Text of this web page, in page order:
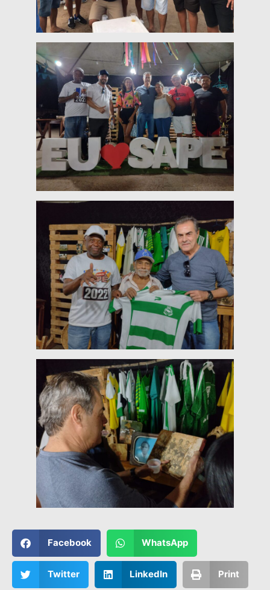
Facebook WhatsApp
Twitter LinkedIn Print